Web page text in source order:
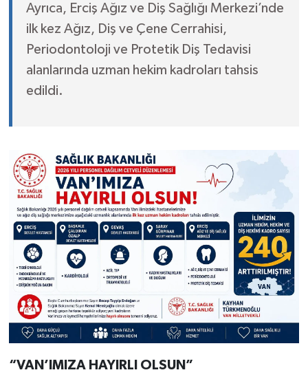
Ayrıca, Erciş Ağız ve Diş Sağlığı Merkezi’nde
ilk kez Ağız, Diş ve Çene Cerrahisi,
Periodontoloji ve Protetik Diş Tedavisi
alanlarında uzman hekim kadroları tahsis
edildi.
“VAN’IMIZA HAYIRLI OLSUN”